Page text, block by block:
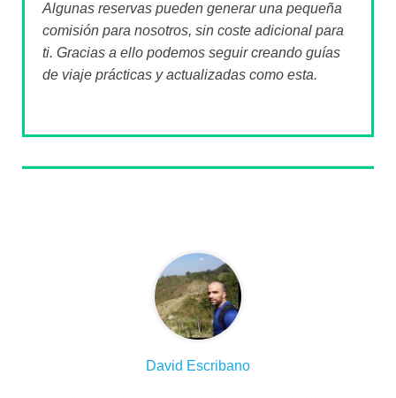
Algunas reservas pueden generar una pequeña
comisión para nosotros, sin coste adicional para
ti. Gracias a ello podemos seguir creando guías
de viaje prácticas y actualizadas como esta.
David Escribano